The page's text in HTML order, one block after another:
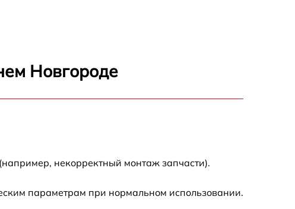
Новгороде
некорректный монтаж запчасти).
параметрам при нормальном использовании.